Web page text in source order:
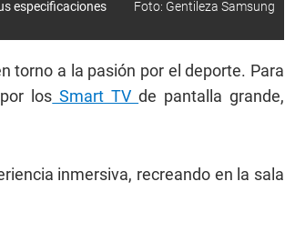
especificaciones
Foto: Gentileza Samsung
torno a la pasión por el deporte. Para
los Smart TVde pantalla grande,
inmersiva, recreando en la sala